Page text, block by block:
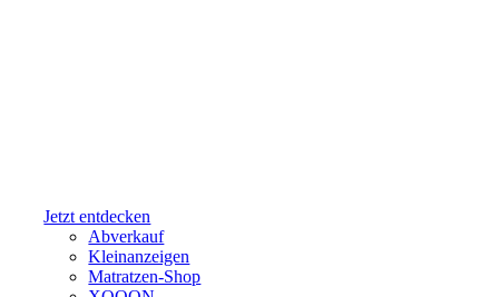
Jetzt entdecken
Abverkauf
Kleinanzeigen
Matratzen-Shop